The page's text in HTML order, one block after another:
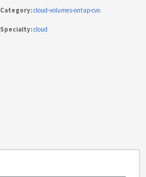
Category:cloud-volumes-ontap-cvo
Specialty:cloud